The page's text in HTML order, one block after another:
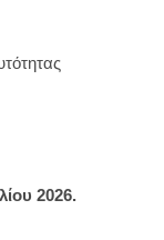
2026.